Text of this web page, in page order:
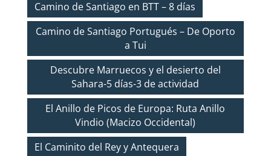
Camino de Santiago en BTT – 8 días
Camino de Santiago Portugués – De Oporto
a Tui
Descubre Marruecos y el desierto del
Sahara-5 días-3 de actividad
El Anillo de Picos de Europa: Ruta Anillo
Vindio (Macizo Occidental)
El Caminito del Rey y Antequera